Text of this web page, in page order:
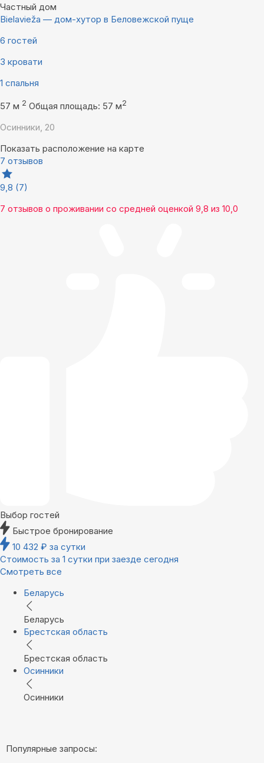
Частный дом
Bielavieža — дом-хутор в Беловежской пуще
6 гостей
3 кровати
1 спальня
57 м 2 Общая площадь: 57 м2
Осинники, 20
Показать расположение на карте
7 отзывов
9,8 (7)
7 отзывов о проживании со средней оценкой 9,8 из 10,0
Выбор гостей
Быстрое бронирование
10 432 ₽ за сутки
Стоимость за 1 сутки при заезде сегодня
Смотреть все
Беларусь
Беларусь
Брестская область
Брестская область
Осинники
Осинники
Популярные запросы: